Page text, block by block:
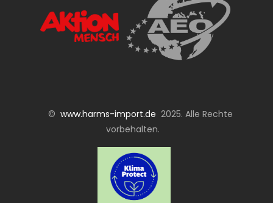
© www.harms-import.de 2025. Alle Rechte
vorbehalten.